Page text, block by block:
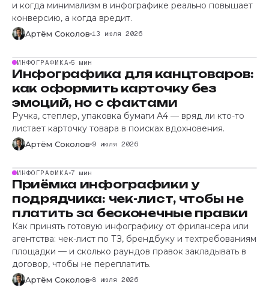
и когда минимализм в инфографике реально повышает
конверсию, а когда вредит.
Артём Соколов 13 июля 2026
ИНФОГРАФИКА 5 мин
Инфографика для канцтоваров:
как оформить карточку без
эмоций, но с фактами
Ручка, степлер, упаковка бумаги А4 — вряд ли кто-то
листает карточку товара в поисках вдохновения.
Артём Соколов 9 июля 2026
ИНФОГРАФИКА 7 мин
Приёмка инфографики у
подрядчика: чек-лист, чтобы не
платить за бесконечные правки
Как принять готовую инфографику от фрилансера или
агентства: чек-лист по ТЗ, брендбуку и техтребованиям
площадки — и сколько раундов правок закладывать в
договор, чтобы не переплатить.
Артём Соколов 8 июля 2026